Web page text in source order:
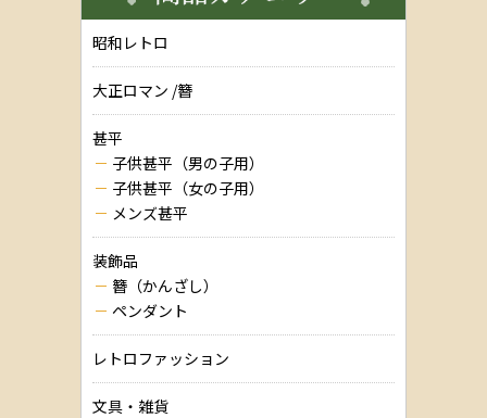
昭和レトロ
大正ロマン /簪
甚平
子供甚平（男の子用）
子供甚平（女の子用）
メンズ甚平
装飾品
簪（かんざし）
ペンダント
レトロファッション
文具・雑貨